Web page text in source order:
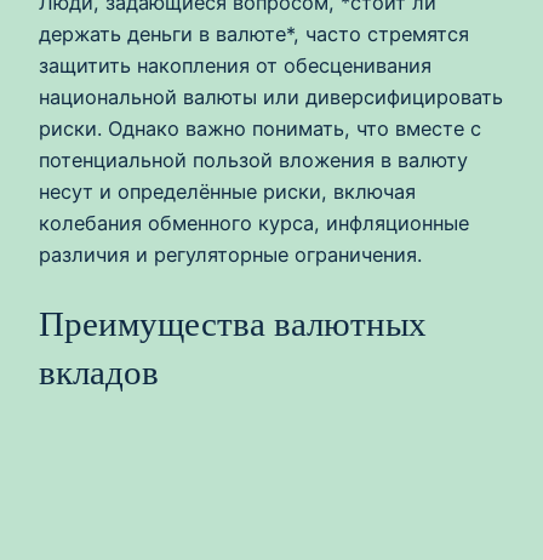
держать деньги в валюте*, часто стремятся
защитить накопления от обесценивания
национальной валюты или диверсифицировать
риски. Однако важно понимать, что вместе с
потенциальной пользой вложения в валюту
несут и определённые риски, включая
колебания обменного курса, инфляционные
различия и регуляторные ограничения.
Преимущества валютных
вкладов